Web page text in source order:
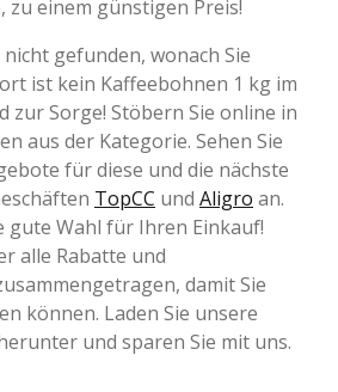
zu einem günstigen Preis!
gefunden, wonach Sie
ist kein Kaffeebohnen 1 kg im
zur Sorge! Stöbern Sie online in
aus der Kategorie. Sehen Sie
für diese und die nächste
TopCC und Aligro an.
gute Wahl für Ihren Einkauf!
alle Rabatte und
damit Sie
können. Laden Sie unsere
und sparen Sie mit uns.